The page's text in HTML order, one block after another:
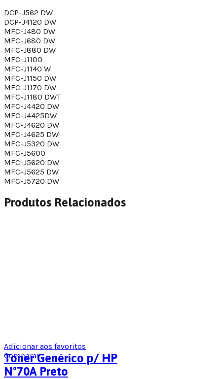
DCP-J562 DW
DCP-J4120 DW
MFC-J480 DW
MFC-J680 DW
MFC-J880 DW
MFC-J1100
MFC-J1140 W
MFC-J1150 DW
MFC-J1170 DW
MFC-J1180 DWT
MFC-J4420 DW
MFC-J4425DW
MFC-J4620 DW
MFC-J4625 DW
MFC-J5320 DW
MFC-J5600
MFC-J5620 DW
MFC-J5625 DW
MFC-J5720 DW
Produtos Relacionados
Adicionar aos favoritos
Comparar
Toner Genérico p/ HP
Nº70A Preto